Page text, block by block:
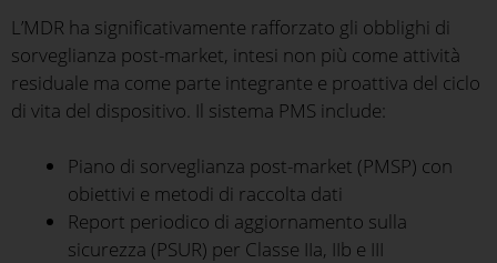
L’MDR ha significativamente rafforzato gli obblighi di
sorveglianza post-market, intesi non più come attività
residuale ma come parte integrante e proattiva del ciclo
di vita del dispositivo. Il sistema PMS include:
Piano di sorveglianza post-market (PMSP) con
obiettivi e metodi di raccolta dati
Report periodico di aggiornamento sulla
sicurezza (PSUR) per Classe IIa, IIb e III